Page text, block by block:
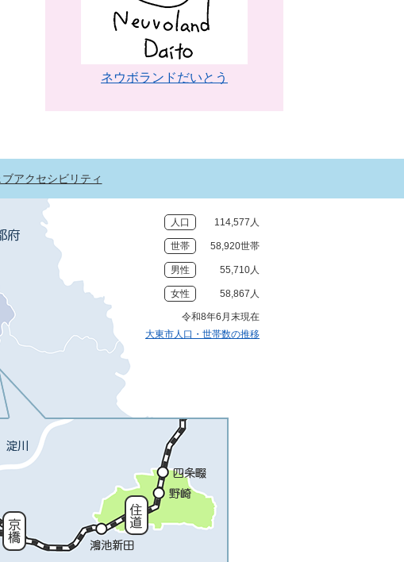
ネウボランドだいとう
ブアクセシビリティ
人口 114,577人
世帯 58,920世帯
男性 55,710人
女性 58,867人
令和8年6月末現在
大東市人口・世帯数の推移